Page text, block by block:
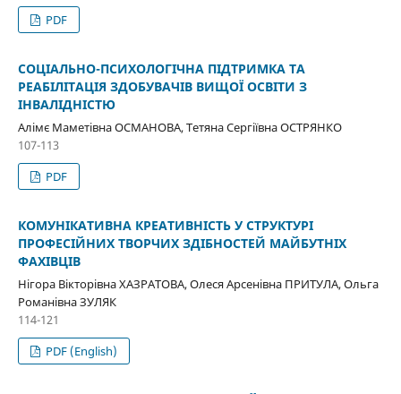
PDF
СОЦІАЛЬНО-ПСИХОЛОГІЧНА ПІДТРИМКА ТА
РЕАБІЛІТАЦІЯ ЗДОБУВАЧІВ ВИЩОЇ ОСВІТИ З
ІНВАЛІДНІСТЮ
Алімє Маметівна ОСМАНОВА, Тетяна Сергіївна ОСТРЯНКО
107-113
PDF
КОМУНІКАТИВНА КРЕАТИВНІСТЬ У СТРУКТУРІ
ПРОФЕСІЙНИХ ТВОРЧИХ ЗДІБНОСТЕЙ МАЙБУТНІХ
ФАХІВЦІВ
Нігора Вікторівна ХАЗРАТОВА, Олеся Арсенівна ПРИТУЛА, Ольга
Романівна ЗУЛЯК
114-121
PDF (English)